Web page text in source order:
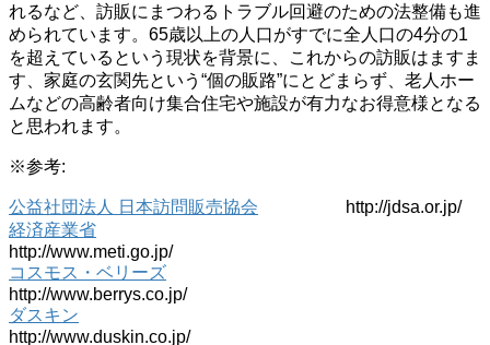
れるなど、訪販にまつわるトラブル回避のための法整備も進
められています。65歳以上の人口がすでに全人口の4分の1
を超えているという現状を背景に、これからの訪販はますま
す、家庭の玄関先という“個の販路”にとどまらず、老人ホー
ムなどの高齢者向け集合住宅や施設が有力なお得意様となる
と思われます。
※参考:
公益社団法人 日本訪問販売協会 http://jdsa.or.jp/
経済産業省
http://www.meti.go.jp/
コスモス・ベリーズ
http://www.berrys.co.jp/
ダスキン
http://www.duskin.co.jp/